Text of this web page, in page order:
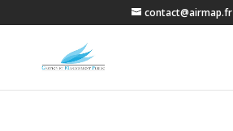
contact@airmap.fr